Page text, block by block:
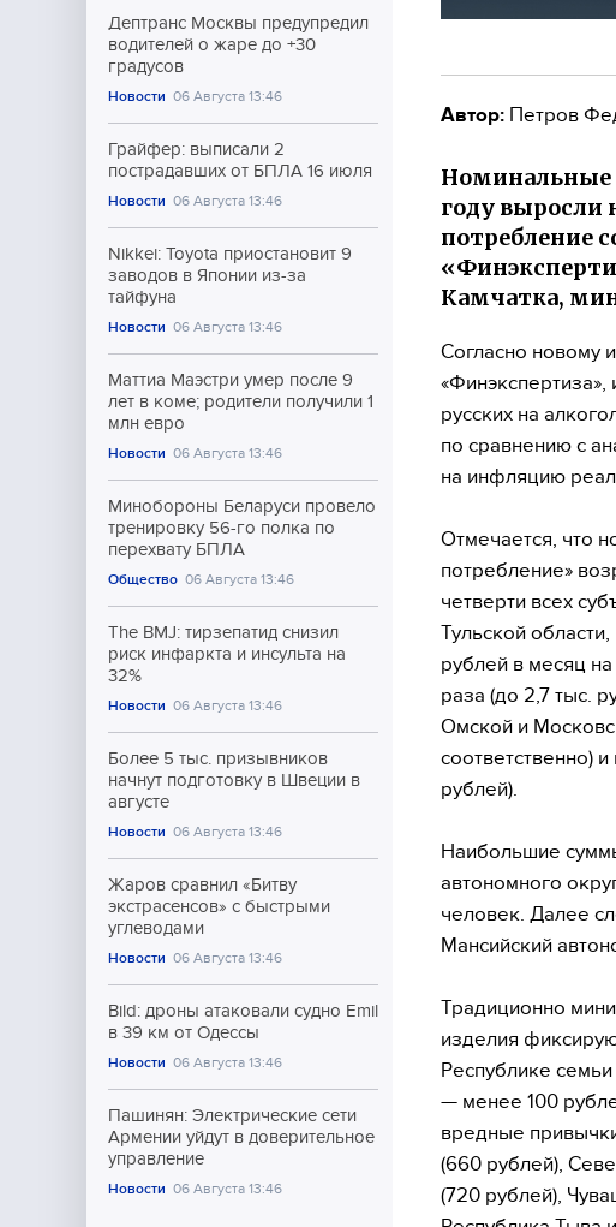
Дептранс Москвы предупредил
водителей о жаре до +30
градусов
Новости 06 Августа 13:46
Грайфер: выписали 2
пострадавших от БПЛА 16 июля
Новости 06 Августа 13:46
Nikkei: Toyota приостановит 9
заводов в Японии из-за
тайфуна
Новости 06 Августа 13:46
Маттиа Маэстри умер после 9
лет в коме; родители получили 1
млн евро
Новости 06 Августа 13:46
Минобороны Беларуси провело
тренировку 56-го полка по
перехвату БПЛА
Общество 06 Августа 13:46
The BMJ: тирзепатид снизил
риск инфаркта и инсульта на
32%
Новости 06 Августа 13:46
Более 5 тыс. призывников
начнут подготовку в Швеции в
августе
Новости 06 Августа 13:46
Жаров сравнил «Битву
экстрасенсов» с быстрыми
углеводами
Новости 06 Августа 13:46
Bild: дроны атаковали судно Emil
в 39 км от Одессы
Новости 06 Августа 13:46
Пашинян: Электрические сети
Армении уйдут в доверительное
управление
Новости 06 Августа 13:46
Автор: Петров
Номинальные
году выросли
потребление
Камчатка,
Согласно новому
русских на
по сравнению с
на инфляцию
Отмечается, что
потребление»
четверти всех
Тульской
рублей в месяц
раза (до 2,7 тыс.
Омской и
соответственно)
рублей).
Наибольшие
автономного
человек. Далее
Мансийский
Традиционно
изделия
Республике
— менее 100
вредные
(660 рублей),
(720 рублей),